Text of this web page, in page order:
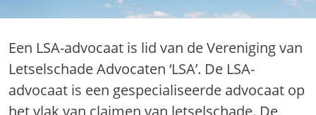
Een LSA-advocaat is lid van de Vereniging van
Letselschade Advocaten ‘LSA’. De LSA-
advocaat is een gespecialiseerde advocaat op
het vlak van claimen van letselschade. De